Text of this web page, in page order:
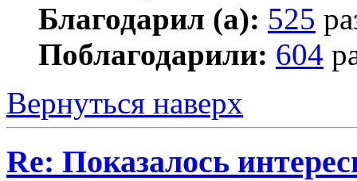
Благодарил (а): 525
Поблагодарили: 604
Вернуться наверх
Re: Показалось